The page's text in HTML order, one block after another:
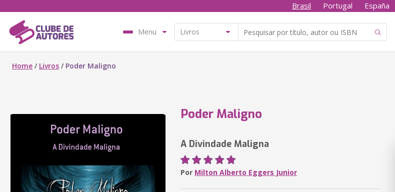
Brasil Portugal España
Menu
Home / Livros / Poder Maligno
Poder Maligno
A Divindade Maligna
Por Milton Alberto Eggers Junior